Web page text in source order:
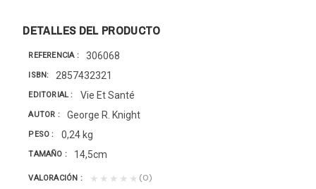
DETALLES DEL PRODUCTO
REFERENCIA 306068
ISBN 2857432321
EDITORIAL Vie Et Santé
AUTOR George R. Knight
PESO 0,24 kg
TAMAÑO 14,5cm
VALORACIÓN ★★★★★ (0)